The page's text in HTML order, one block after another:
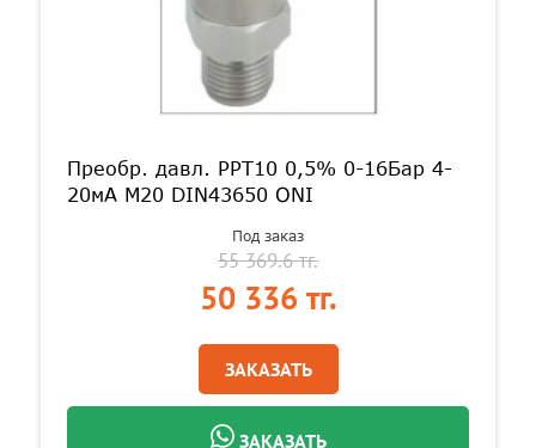
Преобр. давл. PPT10 0,5% 0-16Бар 4-
20мА M20 DIN43650 ONI
Под заказ
55 369.6 тг.
50 336 тг.
ЗАКАЗАТЬ
ЗАКАЗАТЬ